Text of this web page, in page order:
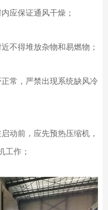
应保证通风干燥；
不得堆放杂物和易燃物；
常，严禁出现系统缺风冷
动前，应先预热压缩机，
工作；